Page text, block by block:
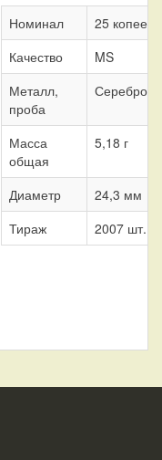
Номинал
25 копеек
Качество
MS
Металл,
проба
Серебро
Масса
общая
5,18 г
Диаметр
24,3 мм
Тираж
2007 шт.